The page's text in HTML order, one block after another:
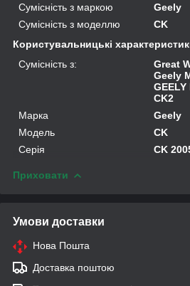
Сумісність з маркою
Geely
Сумісність з моделлю
CK
Користувальницькі
Сумісність з:
Great
Geely
CK2
Марка
Geely
Модель
CK
Серія
CK
Приховати
Умови доставки
Нова Пошта
Доставка поштою